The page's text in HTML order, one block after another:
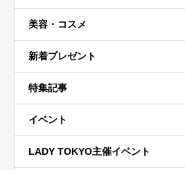
美容・コスメ
新着プレゼント
特集記事
イベント
LADY TOKYO主催イベント